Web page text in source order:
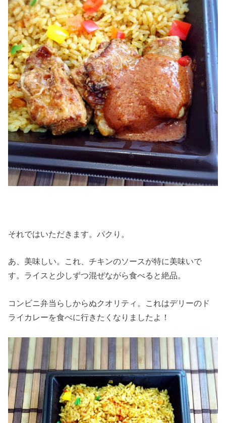
それではいただきます。パクり。
あ、美味しい。これ、チキンのソースが特に美味いで
す。ライスと少しずつ混ぜながら食べると絶品。
コンビニ弁当らしからぬクオリティ。これはデリーのド
ライカレーを食べに行きたくなりましたよ！